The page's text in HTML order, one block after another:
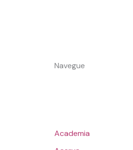
Navegue
Academia